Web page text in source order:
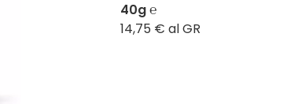
40g ℮
14,75 € al GR